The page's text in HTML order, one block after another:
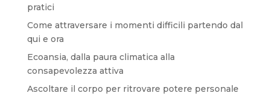
pratici
Come attraversare i momenti difficili partendo dal
qui e ora
Ecoansia, dalla paura climatica alla
consapevolezza attiva
Ascoltare il corpo per ritrovare potere personale